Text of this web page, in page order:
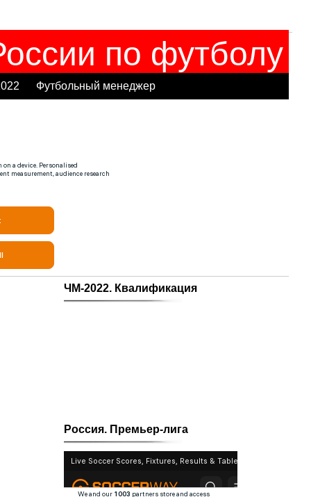
по футболу
Футбольный менеджер
ЧМ-2022. Квалификация
Россия. Премьер-лига